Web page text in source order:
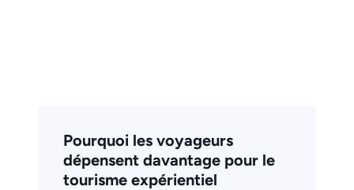
Pourquoi les voyageurs
dépensent davantage pour le
tourisme expérientiel